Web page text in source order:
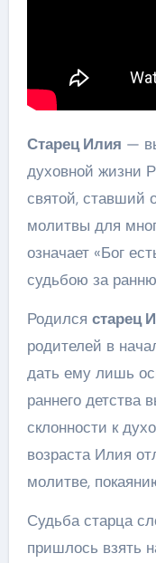
Старец Илия —
духовной жизни
святой, ставший
молитвы для
означает «Бог
судьбою за
Родился старец
родителей в
дать ему лишь
раннего детства
склонности к
возраста Илия
молитве,
Судьба старца
пришлось взять